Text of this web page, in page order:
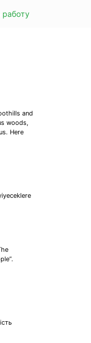
работу
and
woods,
Here